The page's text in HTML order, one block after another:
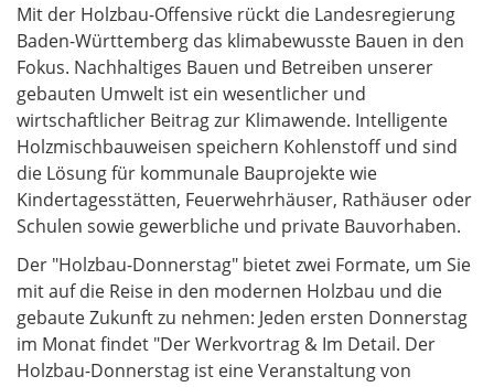
Mit der Holzbau-Offensive rückt die Landesregierung
Baden-Württemberg das klimabewusste Bauen in den
Fokus. Nachhaltiges Bauen und Betreiben unserer
gebauten Umwelt ist ein wesentlicher und
wirtschaftlicher Beitrag zur Klimawende. Intelligente
Holzmischbauweisen speichern Kohlenstoff und sind
die Lösung für kommunale Bauprojekte wie
Kindertagesstätten, Feuerwehrhäuser, Rathäuser oder
Schulen sowie gewerbliche und private Bauvorhaben.
Der "Holzbau-Donnerstag" bietet zwei Formate, um Sie
mit auf die Reise in den modernen Holzbau und die
gebaute Zukunft zu nehmen: Jeden ersten Donnerstag
im Monat findet "Der Werkvortrag & Im Detail. Der
Holzbau-Donnerstag ist eine Veranstaltung von